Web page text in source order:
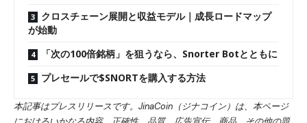
クロスチェーン展開と収益モデル｜成長ロードマップ
が始動
「次の100倍銘柄」を狙うなら、Snorter Botとともに
プレセールで$SNORTを購入する方法
本記事はプレスリリースです。JinaCoin（ジナコイン）は、本ページ